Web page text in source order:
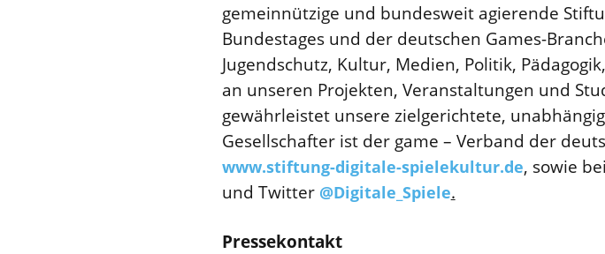
gemeinnützige und bundesweit agierende
Bundestages und der deutschen Games-
Jugendschutz, Kultur, Medien, Politik,
an unseren Projekten, Veranstaltungen und
gewährleistet unsere zielgerichtete,
Gesellschafter ist der game – Verband der
www.stiftung-digitale-spielekultur.de, sowie
und Twitter @Digitale_Spiele.
Pressekontakt